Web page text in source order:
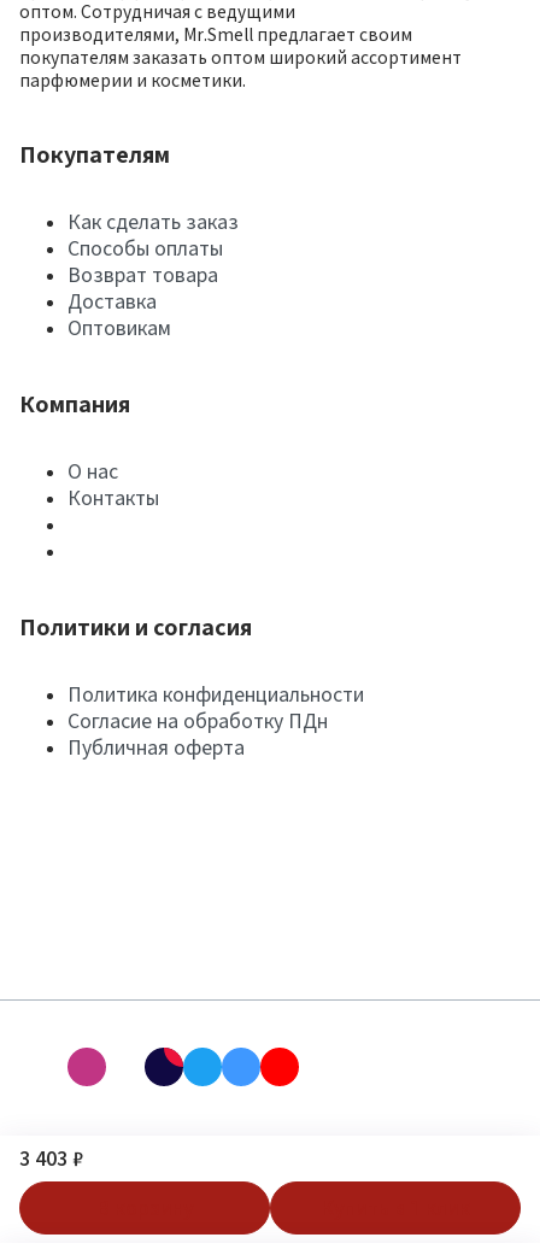
3 403 ₽
оптом. Сотрудничая с ведущими
производителями, Mr.Smell предлагает своим
покупателям заказать оптом широкий ассортимент
парфюмерии и косметики.
Покупателям
Как сделать заказ
Способы оплаты
Возврат товара
Доставка
Оптовикам
Компания
О нас
Контакты
Политики и согласия
Политика конфиденциальности
Согласие на обработку ПДн
Публичная оферта